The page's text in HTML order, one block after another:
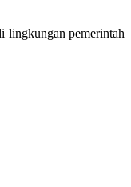
lingkungan pemerintah